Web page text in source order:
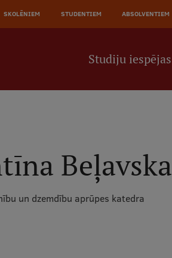
SKOLĒNIEM STUDENTIEM ABSOLVENTIEM
Studiju iespējas
Beļavska
un dzemdību aprūpes katedra